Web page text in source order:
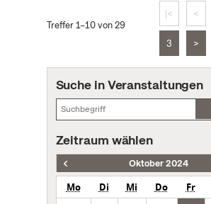
Treffer 1–10 von 29
|< <
3 >
Suche in Veranstaltungen
Zeitraum wählen
Oktober 2024
Mo Di Mi Do Fr